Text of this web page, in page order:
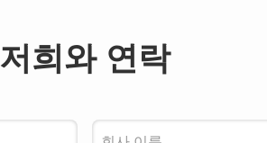
저희와 연락